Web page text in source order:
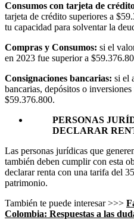
Consumos con tarjeta de
tarjeta de crédito superiores a
tu capacidad para solventar la
Compras y Consumos: si el
en 2023 fue superior a
Consignaciones bancarias: si el
bancarias, depósitos o
$59.376.800.
PERSONAS
DECLARAR
Las personas jurídicas que
también deben cumplir con esta
declarar renta con una tarifa del
patrimonio.
También te puede interesar >>>
Colombia: Respuestas a las